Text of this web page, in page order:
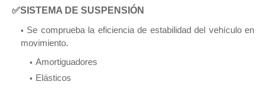
✅SISTEMA DE SUSPENSIÓN
Se comprueba la eficiencia de estabilidad del vehículo en
movimiento.
Amortiguadores
Elásticos